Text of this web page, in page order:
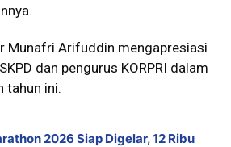
Munafri Arifuddin mengapresiasi
dan pengurus KORPRI dalam
tahun ini.
2026 Siap Digelar, 12 Ribu